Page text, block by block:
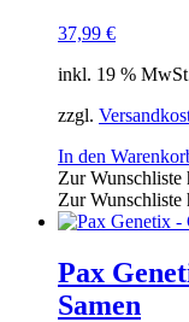
37,99 €
inkl. 19 %
zzgl.
In den
Zur Wunschliste
Zur Wunschliste
Pax
Samen